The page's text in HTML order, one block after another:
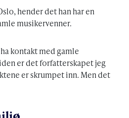
hender det han har en
musikervenner.
kontakt med gamle
er det forfatterskapet jeg
er skrumpet inn. Men det